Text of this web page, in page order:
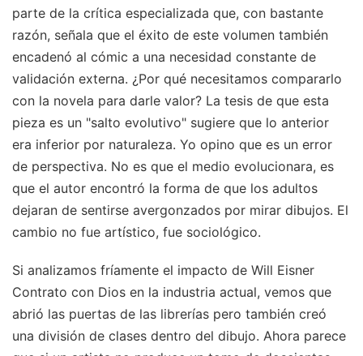
parte de la crítica especializada que, con bastante
razón, señala que el éxito de este volumen también
encadenó al cómic a una necesidad constante de
validación externa. ¿Por qué necesitamos compararlo
con la novela para darle valor? La tesis de que esta
pieza es un "salto evolutivo" sugiere que lo anterior
era inferior por naturaleza. Yo opino que es un error
de perspectiva. No es que el medio evolucionara, es
que el autor encontró la forma de que los adultos
dejaran de sentirse avergonzados por mirar dibujos. El
cambio no fue artístico, fue sociológico.
Si analizamos fríamente el impacto de Will Eisner
Contrato con Dios en la industria actual, vemos que
abrió las puertas de las librerías pero también creó
una división de clases dentro del dibujo. Ahora parece